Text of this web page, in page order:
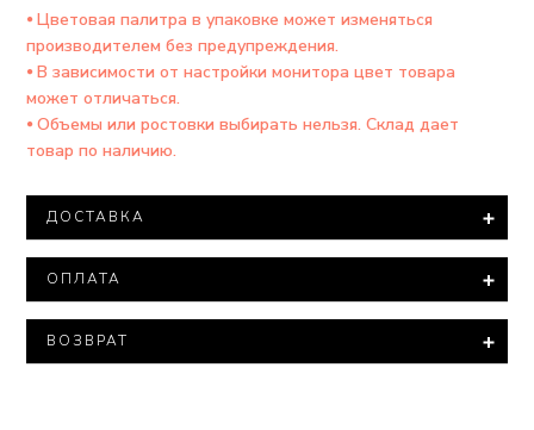
⦁ Цветовая палитра в упаковке может изменяться
производителем без предупреждения.
⦁ В зависимости от настройки монитора цвет товара
может отличаться.
⦁ Объемы или ростовки выбирать нельзя. Склад дает
товар по наличию.
ДОСТАВКА
Доставка товара осуществляется компанией ООО
"Новая ПОЧТА".
доставка товара производится БЕСПЛАТНО.
ОПЛАТА
Минимальная сумма заказа – 500 гривен.
ВОЗВРАТ